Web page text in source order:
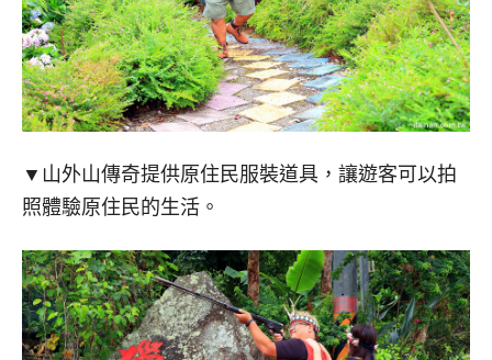
▼山外山傳奇提供原住民服裝道具，讓遊客可以拍
照體驗原住民的生活。